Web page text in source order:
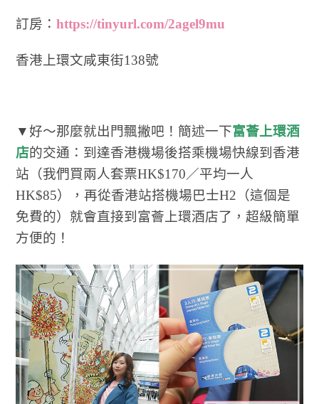
訂房： https://tinyurl.com/2agel9mu
香港上環文咸東街138號
▼好～那麼就出門飄撇吧！簡述一下富薈上環酒
店的交通：到達香港機場後搭乘機場快線到香港
站（我們買兩人套票HK$170／平均一人
HK$85），再從香港站搭機場巴士H2（這個是
免費的）就會直接到富薈上環酒店了，超級簡單
方便的！